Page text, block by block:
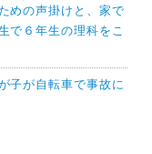
めの声掛けと、家で
で６年生の理科をこ
子が自転車で事故に